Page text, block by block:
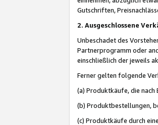
Gutschriften,
2. Ausgeschlossene
Unbeschadet des
Partnerprogramm oder
einschließlich der jeweils
Ferner gelten folgende
(a) Produktkäufe, die nach
(b) Produktbestellungen,
(c) Produktkäufe durch